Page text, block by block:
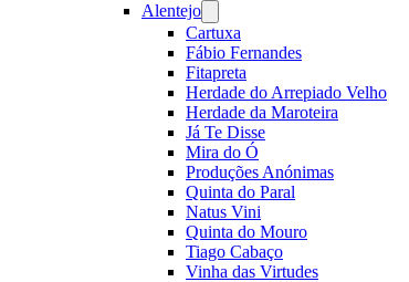
Alentejo
menu
Cartuxa
Fábio Fernandes
Fitapreta
Herdade do Arrepiado Velho
Herdade da Maroteira
Já Te Disse
Mira do Ó
Produções Anónimas
Quinta do Paral
Natus Vini
Quinta do Mouro
Tiago Cabaço
Vinha das Virtudes